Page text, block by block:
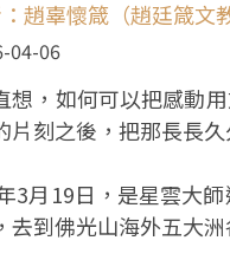
：趙辜懷箴（趙廷箴文
04-06
想，如何可以把感動
片刻之後，把那長長
3月19日，是星雲大
去到佛光山海外五大